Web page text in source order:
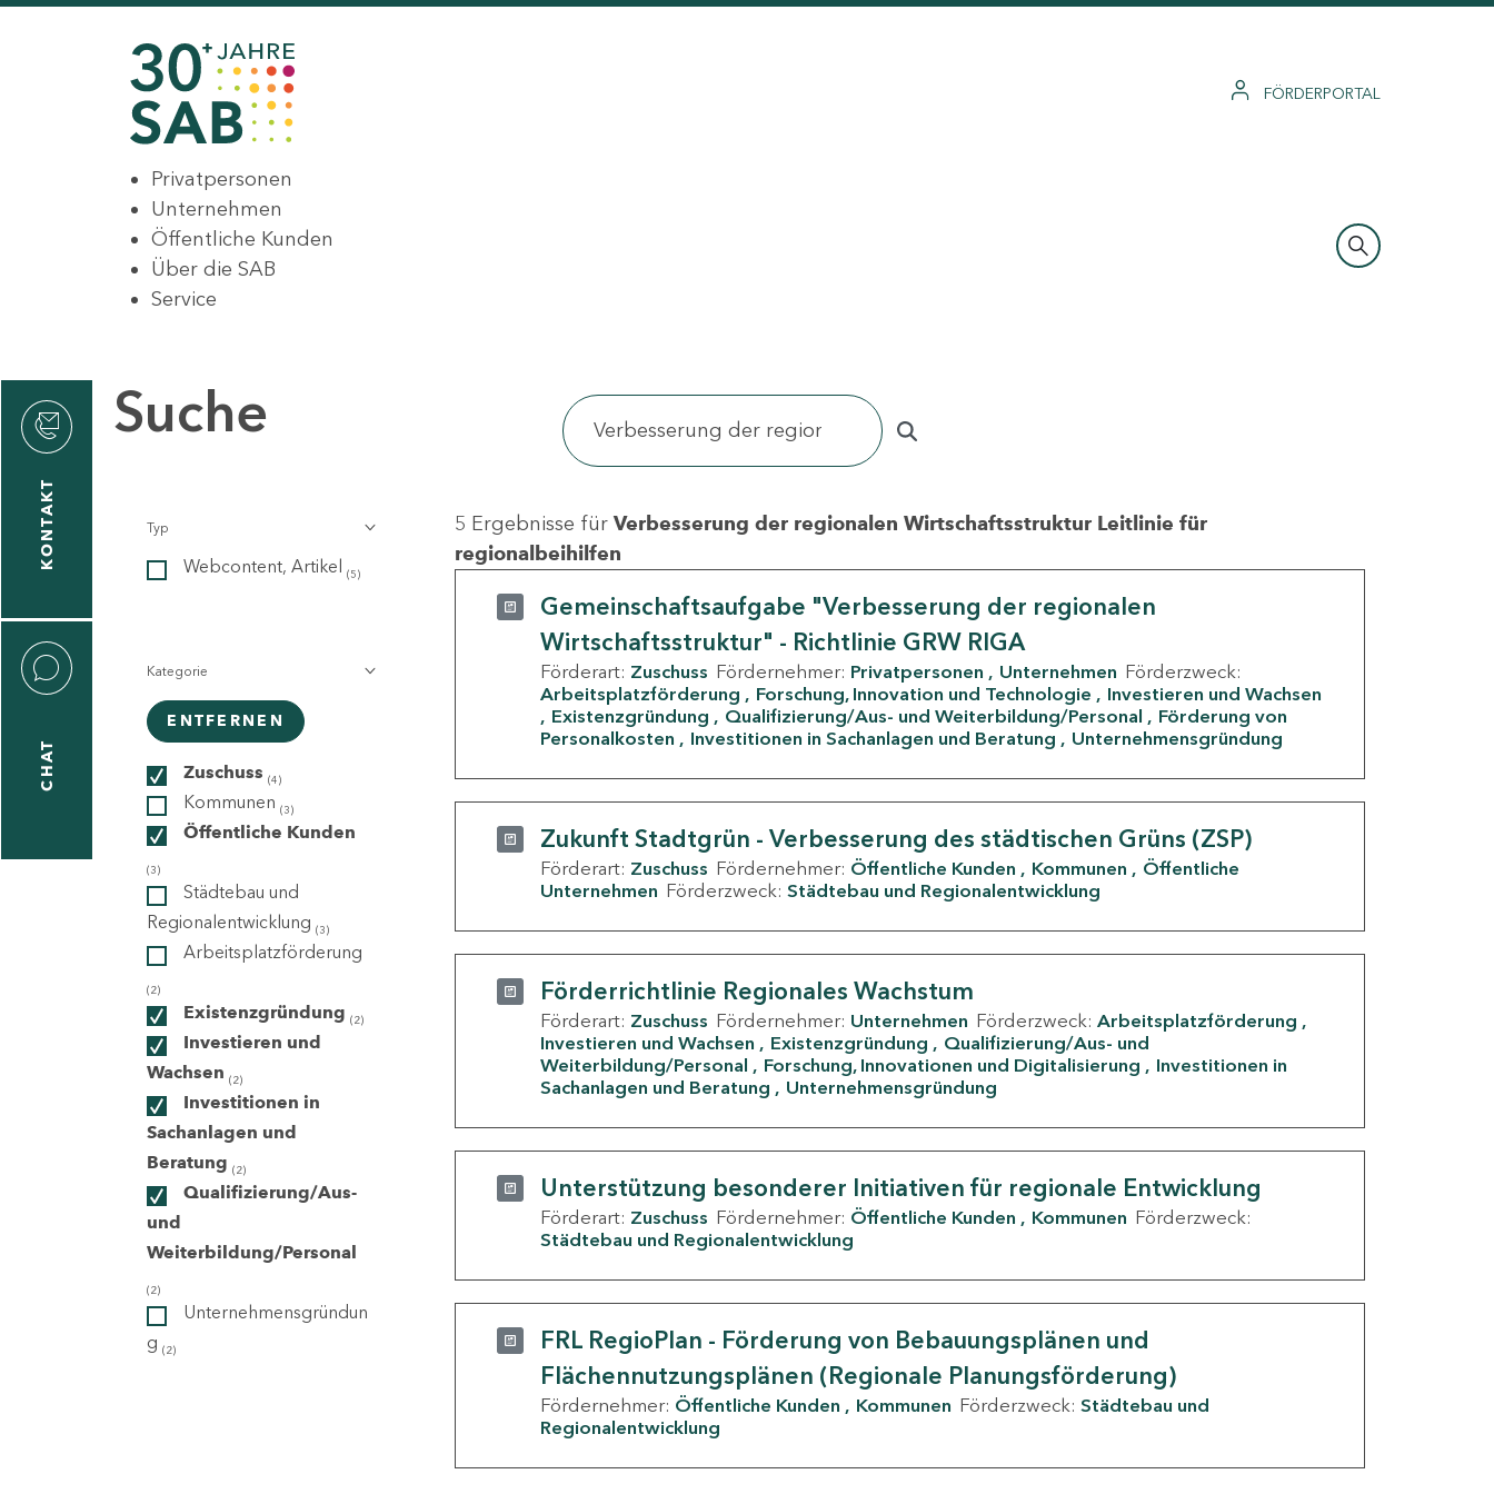
FÖRDERPORTAL
Privatpersonen
Unternehmen
Öffentliche Kunden
Über die SAB
Service
KONTAKT
CHAT
Suche
Typ
Webcontent, Artikel (5)
Kategorie
ENTFERNEN
Zuschuss (4)
Kommunen (3)
Öffentliche Kunden
(3)
Städtebau und
Regionalentwicklung (3)
Arbeitsplatzförderung
(2)
Existenzgründung (2)
Investieren und
Wachsen (2)
Investitionen in
Sachanlagen und
Beratung (2)
Qualifizierung/Aus-
und
Weiterbildung/Personal
(2)
Unternehmensgründun
g (2)
5 Ergebnisse für Verbesserung der regionalen Wirtschaftsstruktur Leitlinie für
regionalbeihilfen
Gemeinschaftsaufgabe "Verbesserung der regionalen
Wirtschaftsstruktur" - Richtlinie GRW RIGA
Förderart: Zuschuss Fördernehmer: Privatpersonen Unternehmen Förderzweck:
Arbeitsplatzförderung
Forschung, Innovation und Technologie
Investieren und Wachsen
Existenzgründung
Qualifizierung/Aus- und Weiterbildung/Personal
Förderung von
Personalkosten
Investitionen in Sachanlagen und Beratung Unternehmensgründung
Zukunft Stadtgrün - Verbesserung des städtischen Grüns (ZSP)
Förderart: Zuschuss Fördernehmer: Öffentliche Kunden Kommunen
Öffentliche
Unternehmen Förderzweck: Städtebau und Regionalentwicklung
Förderrichtlinie Regionales Wachstum
Förderart: Zuschuss Fördernehmer: Unternehmen Förderzweck: Arbeitsplatzförderung
Investieren und Wachsen
Existenzgründung
Qualifizierung/Aus- und
Weiterbildung/Personal
Forschung, Innovationen und Digitalisierung
Investitionen in
Sachanlagen und Beratung
Unternehmensgründung
Unterstützung besonderer Initiativen für regionale Entwicklung
Förderart: Zuschuss Fördernehmer: Öffentliche Kunden Kommunen Förderzweck:
Städtebau und Regionalentwicklung
FRL RegioPlan - Förderung von Bebauungsplänen und
Flächennutzungsplänen (Regionale Planungsförderung)
Fördernehmer: Öffentliche Kunden Kommunen Förderzweck: Städtebau und
Regionalentwicklung